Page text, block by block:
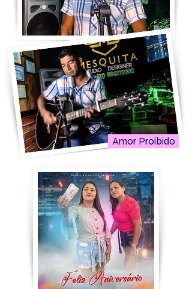
Amor Proibido